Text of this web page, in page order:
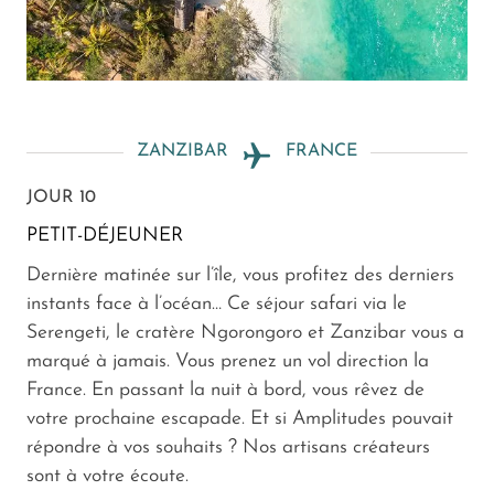
ZANZIBAR FRANCE
JOUR 10
PETIT-DÉJEUNER
Dernière matinée sur l’île, vous profitez des derniers
instants face à l’océan… Ce séjour safari via le
Serengeti, le cratère Ngorongoro et Zanzibar vous a
marqué à jamais. Vous prenez un vol direction la
France. En passant la nuit à bord, vous rêvez de
votre prochaine escapade. Et si Amplitudes pouvait
répondre à vos souhaits ? Nos artisans créateurs
sont à votre écoute.